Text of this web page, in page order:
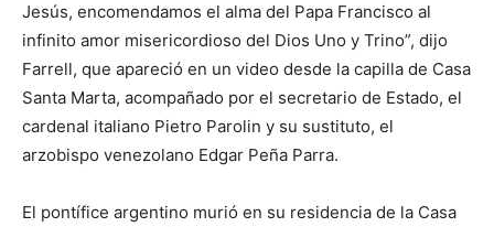
Jesús, encomendamos el alma del Papa Francisco al
infinito amor misericordioso del Dios Uno y Trino”, dijo
Farrell, que apareció en un video desde la capilla de Casa
Santa Marta, acompañado por el secretario de Estado, el
cardenal italiano Pietro Parolin y su sustituto, el
arzobispo venezolano Edgar Peña Parra.
El pontífice argentino murió en su residencia de la Casa